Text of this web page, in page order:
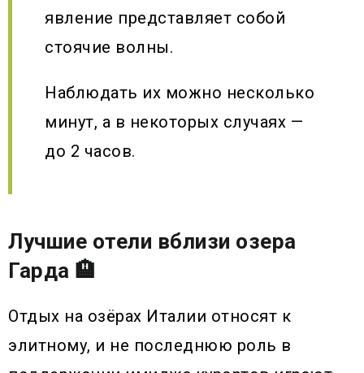
явление представляет собой
стоячие волны.
Наблюдать их можно несколько
минут, а в некоторых случаях —
до 2 часов.
Лучшие отели вблизи озера
Гарда 🏨
Отдых на озёрах Италии относят к
элитному, и не последнюю роль в